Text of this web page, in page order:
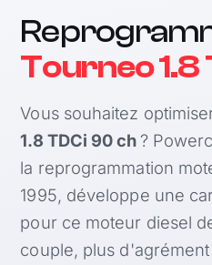
Tourneo 1.8
Vous souhaitez
1.8 TDCi 90 ch ?
la reprogrammation
1995, développe une
pour ce moteur diesel
couple, plus